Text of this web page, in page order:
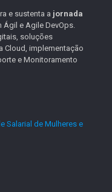
e sustenta a jornada
e Agile DevOps.
soluções
Cloud, implementação
e Monitoramento
Salarial de Mulheres e